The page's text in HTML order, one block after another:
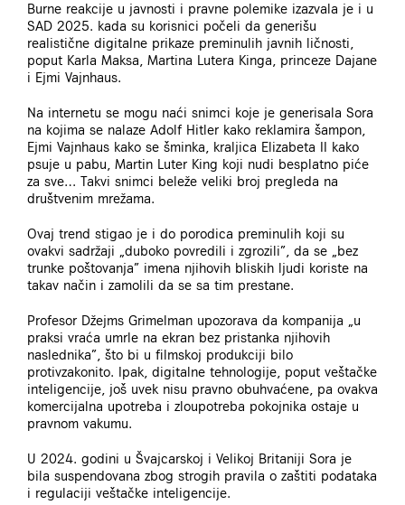
Burne reakcije u javnosti i pravne polemike izazvala je i u
SAD 2025. kada su korisnici počeli da generišu
realistične digitalne prikaze preminulih javnih ličnosti,
poput Karla Maksa, Martina Lutera Kinga, princeze Dajane
i Ejmi Vajnhaus.
Na internetu se mogu naći snimci koje je generisala Sora
na kojima se nalaze Adolf Hitler kako reklamira šampon,
Ejmi Vajnhaus kako se šminka, kraljica Elizabeta II kako
psuje u pabu, Martin Luter King koji nudi besplatno piće
za sve… Takvi snimci beleže veliki broj pregleda na
društvenim mrežama.
Ovaj trend stigao je i do porodica preminulih koji su
ovakvi sadržaji „duboko povredili i zgrozili”, da se „bez
trunke poštovanja” imena njihovih bliskih ljudi koriste na
takav način i zamolili da se sa tim prestane.
Profesor Džejms Grimelman upozorava da kompanija „u
praksi vraća umrle na ekran bez pristanka njihovih
naslednika”, što bi u filmskoj produkciji bilo
protivzakonito. Ipak, digitalne tehnologije, poput veštačke
inteligencije, još uvek nisu pravno obuhvaćene, pa ovakva
komercijalna upotreba i zloupotreba pokojnika ostaje u
pravnom vakumu.
U 2024. godini u Švajcarskoj i Velikoj Britaniji Sora je
bila suspendovana zbog strogih pravila o zaštiti podataka
i regulaciji veštačke inteligencije.